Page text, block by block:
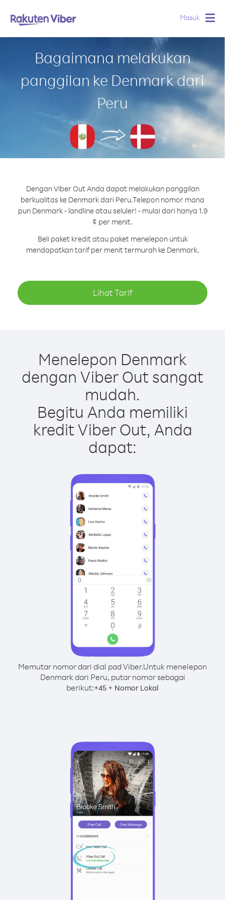
Masuk
Bagaimana melakukan
panggilan ke Denmark dari
Peru
Dengan Viber Out Anda dapat melakukan panggilan
berkualitas ke Denmark dari Peru.Telepon nomor mana
pun Denmark - landline atau seluler! - mulai dari hanya 1.9
¢ per menit.
Beli paket kredit atau paket menelepon untuk
mendapatkan tarif per menit termurah ke Denmark.
Lihat Tarif
Menelepon Denmark
dengan Viber Out sangat
mudah.
Begitu Anda memiliki
kredit Viber Out, Anda
dapat:
Memutar nomor dari dial pad Viber.Untuk menelepon
Denmark dari Peru, putar nomor sebagai
berikut:+45 + Nomor Lokal